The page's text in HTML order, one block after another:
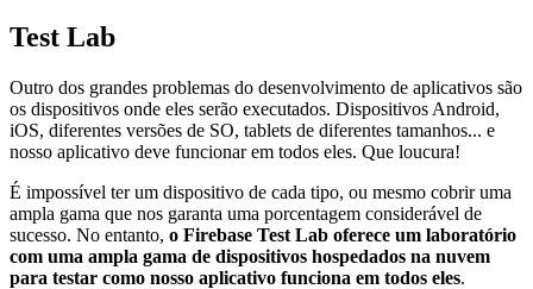
Test Lab
Outro dos grandes problemas do desenvolvimento de aplicativos são
os dispositivos onde eles serão executados. Dispositivos Android,
iOS, diferentes versões de SO, tablets de diferentes tamanhos... e
nosso aplicativo deve funcionar em todos eles. Que loucura!
É impossível ter um dispositivo de cada tipo, ou mesmo cobrir uma
ampla gama que nos garanta uma porcentagem considerável de
sucesso. No entanto, o Firebase Test Lab oferece um laboratório
com uma ampla gama de dispositivos hospedados na nuvem
para testar como nosso aplicativo funciona em todos eles.